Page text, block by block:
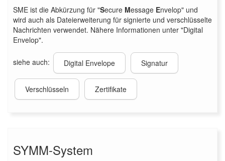
SME ist die Abkürzung für "Secure Message Envelop" und
wird auch als Dateierweiterung für signierte und verschlüsselte
Nachrichten verwendet. Nähere Informationen unter "Digital
Envelop".
siehe auch: Digital Envelope Signatur
Verschlüsseln Zertifikate
SYMM-System